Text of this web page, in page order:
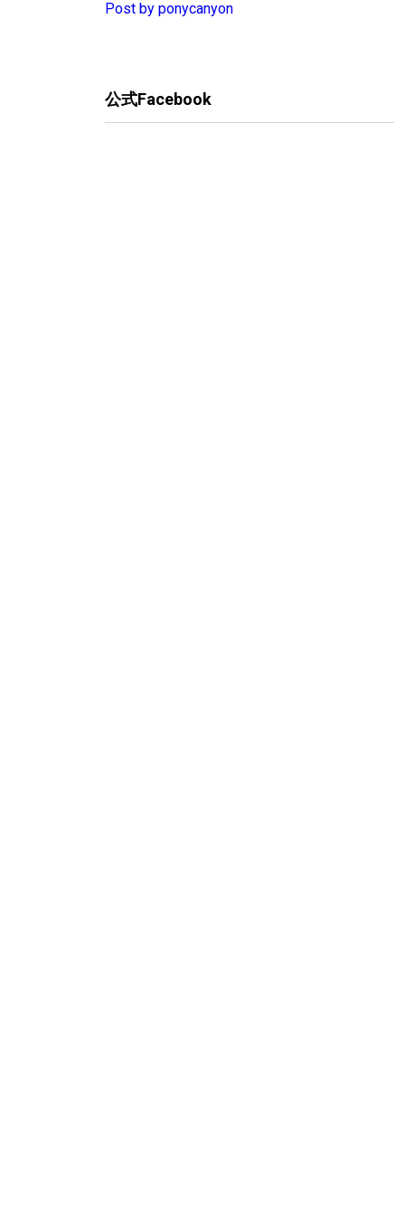
Post by ponycanyon
公式Facebook